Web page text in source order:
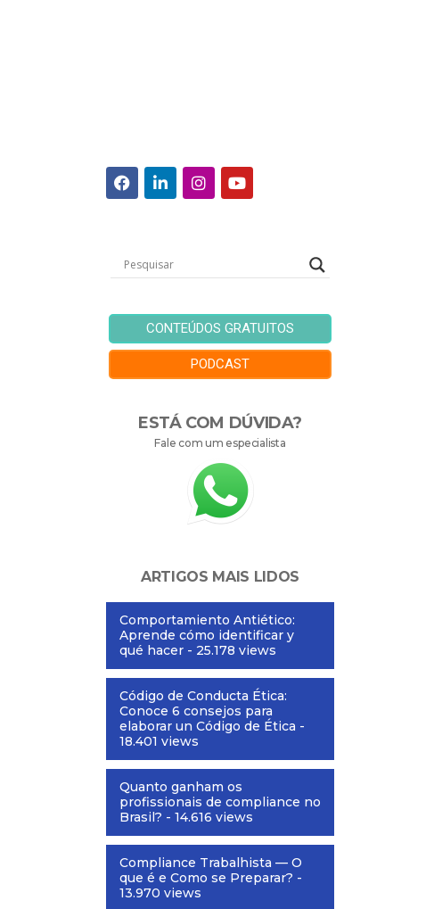
CONTEÚDOS GRATUITOS
PODCAST
ESTÁ COM DÚVIDA?
Fale com um especialista
ARTIGOS MAIS LIDOS
Comportamiento Antiético:
Aprende cómo identificar y
qué hacer - 25.178 views
Código de Conducta Ética:
Conoce 6 consejos para
elaborar un Código de Ética -
18.401 views
Quanto ganham os
profissionais de compliance no
Brasil? - 14.616 views
Compliance Trabalhista — O
que é e Como se Preparar? -
13.970 views